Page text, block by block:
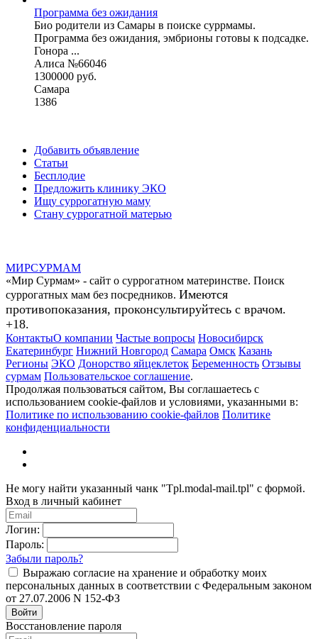
Программа без ожидания
Био родители из Самары в поиске суррмамы.
Программа без ожидания, эмбрионы готовы к подсадке.
Гонора ...
Алиса №66046
1300000 руб.
Самара
1386
Добавить объявление
Статьи
Бесплодие
Предложить клинику ЭКО
Ищу суррогатную маму
Стану суррогатной матерью
МИРСУРМАМ
«Мир Сурмам» - сайт о суррогатном материнстве. Поиск
суррогатных мам без посредников. Имеются
противопоказания, проконсультируйтесь с врачом.
+18.
КонтактыО компании Частые вопросы Новосибирск
Екатеринбург Нижний Новгород Самара Омск Казань
Регионы ЭКО Донорство яйцеклеток Беременность Отзывы
сурмам Пользовательское соглашение.
Продолжая пользоваться сайтом, Вы соглашаетесь с
использованием cookie-файлов и условиями, указанными в:
Политике по использованию cookie-файлов Политике
конфиденциальности
Не могу найти указанный чанк "Tpl.modal-mail.tpl" с формой.
Вход в личный кабинет
Логин:
Пароль:
Забыли пароль?
Выражаю согласие на хранение и обработку моих
персональных данных в соответствии с Федеральным законом
от 27.07.2006 N 152-ФЗ
Войти
Восстановление пароля